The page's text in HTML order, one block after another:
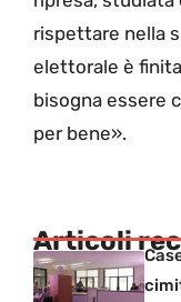
rispettare nella
elettorale è
bisogna essere
per bene».
Articoli